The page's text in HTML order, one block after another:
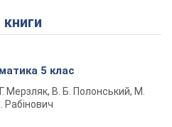
книги
5 клас
Мерзляк, В. Б. Полонський, М.
Рабінович